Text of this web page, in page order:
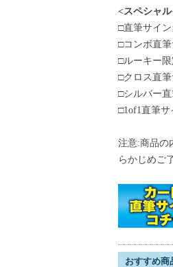
<スペシャ
□直筆サイ
□コンボ直
□ルーキー
□クロス直
□シルバー
□1of1直筆
注意:商品の
らかじめご
おすすめ商